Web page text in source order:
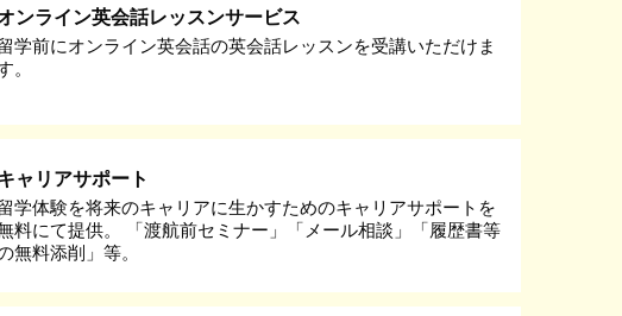
ンライン英会話レッスンサービス
学前にオンライン英会話の英会話レッスンを受講いただけま
。
ャリアサポート
学体験を将来のキャリアに生かすためのキャリアサポートを
料にて提供。 「渡航前セミナー」「メール相談」「履歴書等
無料添削」等。